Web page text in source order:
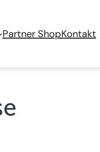
Partner ShopKontakt